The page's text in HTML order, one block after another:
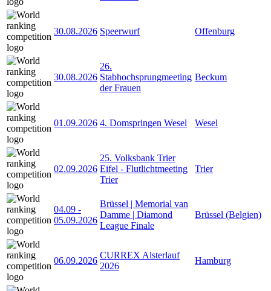
30.08.2026 Speerwurf Offenburg
30.08.2026
26.
Stabhochsprungmeeting
der Frauen
Beckum
01.09.2026 4. Domspringen Wesel Wesel
02.09.2026
25. Volksbank Trier
Eifel - Flutlichtmeeting
Trier
Trier
04.09 -
05.09.2026
Brüssel | Memorial van
Damme | Diamond
League Finale
Brüssel (Belgien)
06.09.2026
CURREX Alsterlauf
2026
Hamburg